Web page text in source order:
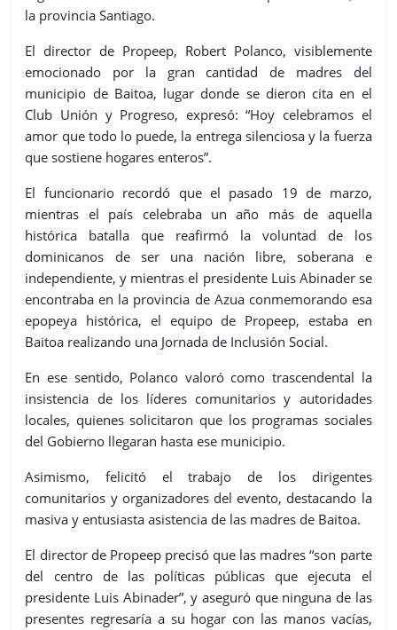
la provincia Santiago.
El director de Propeep, Robert Polanco, visiblemente
emocionado por la gran cantidad de madres del
municipio de Baitoa, lugar donde se dieron cita en el
Club Unión y Progreso, expresó: “Hoy celebramos el
amor que todo lo puede, la entrega silenciosa y la fuerza
que sostiene hogares enteros”.
El funcionario recordó que el pasado 19 de marzo,
mientras el país celebraba un año más de aquella
histórica batalla que reafirmó la voluntad de los
dominicanos de ser una nación libre, soberana e
independiente, y mientras el presidente Luis Abinader se
encontraba en la provincia de Azua conmemorando esa
epopeya histórica, el equipo de Propeep, estaba en
Baitoa realizando una Jornada de Inclusión Social.
En ese sentido, Polanco valoró como trascendental la
insistencia de los líderes comunitarios y autoridades
locales, quienes solicitaron que los programas sociales
del Gobierno llegaran hasta ese municipio.
Asimismo, felicitó el trabajo de los dirigentes
comunitarios y organizadores del evento, destacando la
masiva y entusiasta asistencia de las madres de Baitoa.
El director de Propeep precisó que las madres “son parte
del centro de las políticas públicas que ejecuta el
presidente Luis Abinader”, y aseguró que ninguna de las
presentes regresaría a su hogar con las manos vacías,